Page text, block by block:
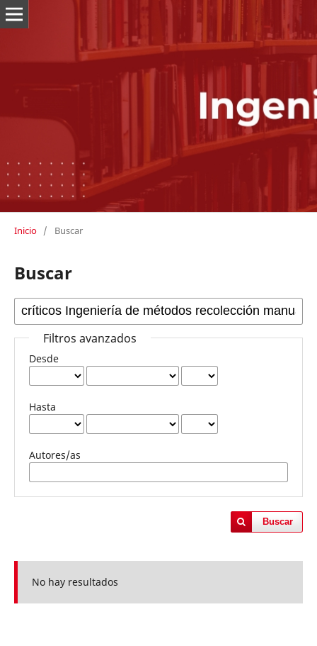
Inicio / Buscar
Buscar
Filtros avanzados
Desde
Hasta
Autores/as
Buscar
No hay resultados